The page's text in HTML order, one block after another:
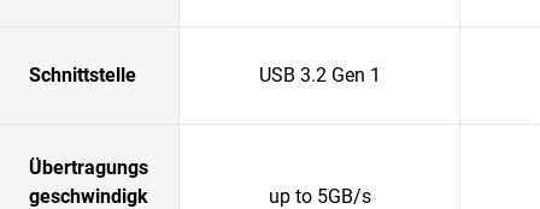
Schnittstelle USB 3.2 Gen 1
Übertragungs
geschwindigk
up to 5GB/s